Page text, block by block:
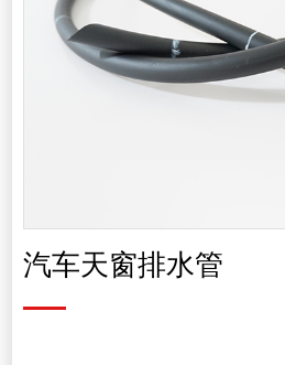
汽车天窗排水管